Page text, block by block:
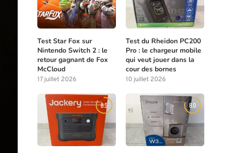
Test Star Fox sur
Nintendo Switch 2 : le
retour gagnant de Fox
McCloud
17 juillet 2026
Test du Rheidon PC200
Pro : le chargeur mobile
qui veut jouer dans la
cour des bornes
10 juillet 2026
8.5 8.0